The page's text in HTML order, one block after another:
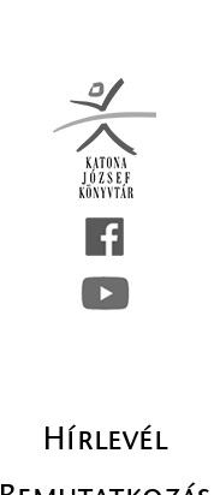
Hírlevél